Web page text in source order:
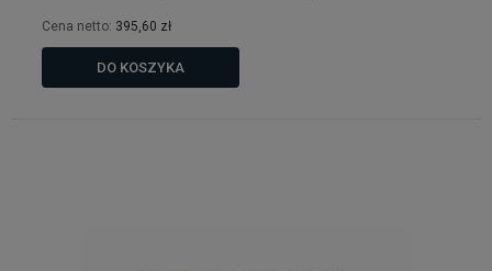
Cena netto: 395,60 zł
DO KOSZYKA